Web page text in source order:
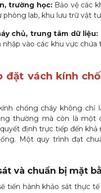
trường học:Bảo vệ các
phòng lab, khu lưu trữ vật
chủ, trung tâm dữ liệu:
nhập vào các khu vực chứa
đặt vách kính
chống cháy không chỉ
thường mà còn là một
định trực tiếp đến khả
Một quy trình đạt
và chuẩn bị mặt
tiến hành khảo sát thực tế